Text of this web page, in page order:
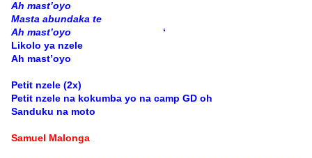
Ah mast’oyo
Masta abundaka te
Ah mast’oyo
‘
Likolo ya nzele
Ah mast’oyo
Petit nzele (2x)
Petit nzele na kokumba yo na camp GD oh
Sanduku na moto
Samuel Malonga